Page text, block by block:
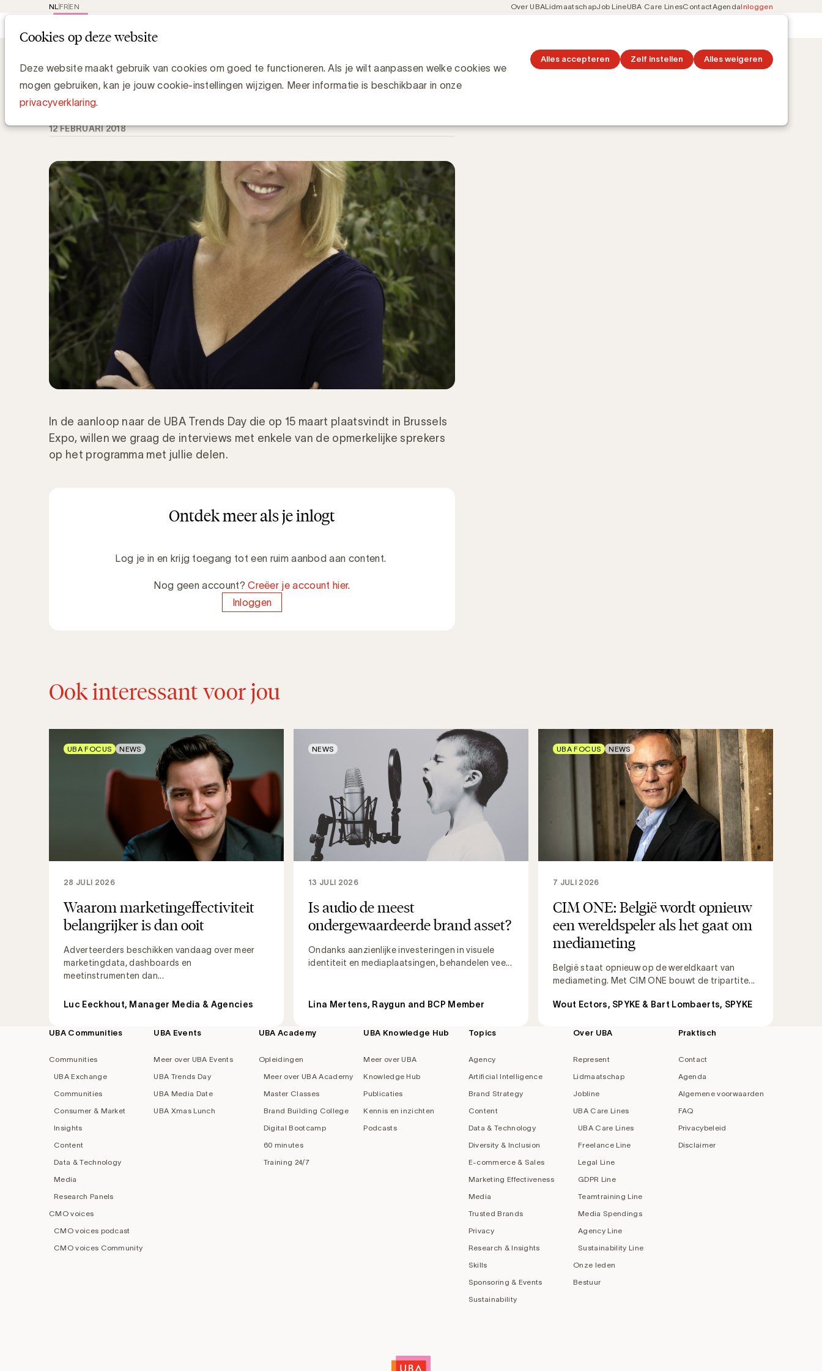
Cookies op deze website
Deze website maakt gebruik van cookies om goed te functioneren. Als je wilt aanpassen welke cookies we
mogen gebruiken, kan je jouw cookie-instellingen wijzigen. Meer informatie is beschikbaar in onze
privacyverklaring.
Alles accepteren Zelf instellen Alles weigeren
EN
FR
NL
Meta
Over UBALidmaatschapJob LineUBA Care LinesContactAgendaInloggen
Meet & Read @ UBA Trends Day: Carla Johnson
Media Marketing
12 FEBRUARI 2018
In de aanloop naar de UBA Trends Day die op 15 maart plaatsvindt in Brussels
Expo, willen we graag de interviews met enkele van de opmerkelijke sprekers
op het programma met jullie delen.
Ontdek meer als je inlogt
Log je in en krijg toegang tot een ruim aanbod aan content.
Nog geen account?Creëer je account hier.
Inloggen
Ook interessant voor jou
Waarom marketingeffectiviteit
belangrijker is dan ooit
Adverteerders beschikken vandaag over meer
marketingdata, dashboards en
meetinstrumenten dan...
28 JULI 2026
Luc Eeckhout, Manager Media & Agencies
UBA FOCUS NEWS
Is audio de meest
ondergewaardeerde brand asset?
Ondanks aanzienlijke investeringen in visuele
identiteit en mediaplaatsingen, behandelen vee...
13 JULI 2026
Lina Mertens, Raygun and BCP Member
NEWS
CIM ONE: België wordt opnieuw
een wereldspeler als het gaat om
mediameting
België staat opnieuw op de wereldkaart van
mediameting. Met CIM ONE bouwt de tripartite...
7 JULI 2026
Wout Ectors, SPYKE & Bart Lombaerts, SPYKE
UBA FOCUS NEWS
Footer
UBA Communities
Communities
UBA Exchange
Communities
Consumer & Market
Insights
Content
Data & Technology
Media
Research Panels
CMO voices
CMO voices podcast
CMO voices Community
UBA Events
Meer over UBA Events
UBA Trends Day
UBA Media Date
UBA Xmas Lunch
UBA Academy
Opleidingen
Meer over UBA Academy
Master Classes
Brand Building College
Digital Bootcamp
60 minutes
Training 24/7
UBA Knowledge Hub
Meer over UBA
Knowledge Hub
Publicaties
Kennis en inzichten
Podcasts
Topics
Agency
Artificial Intelligence
Brand Strategy
Content
Data & Technology
Diversity & Inclusion
E-commerce & Sales
Marketing Effectiveness
Media
Trusted Brands
Privacy
Research & Insights
Skills
Sponsoring & Events
Sustainability
Over UBA
Represent
Lidmaatschap
Jobline
UBA Care Lines
UBA Care Lines
Freelance Line
Legal Line
GDPR Line
Teamtraining Line
Media Spendings
Agency Line
Sustainability Line
Onze leden
Bestuur
Praktisch
Contact
Agenda
Algemene voorwaarden
FAQ
Privacybeleid
Disclaimer